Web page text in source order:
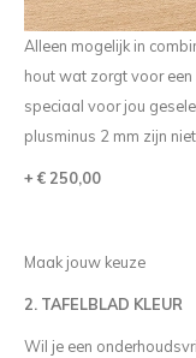
Alleen mogelijk in
hout wat zorgt voor een
speciaal voor jou
plusminus 2 mm zijn
+ € 250,00
Maak jouw keuze
2. TAFELBLAD KLEUR
Wil je een